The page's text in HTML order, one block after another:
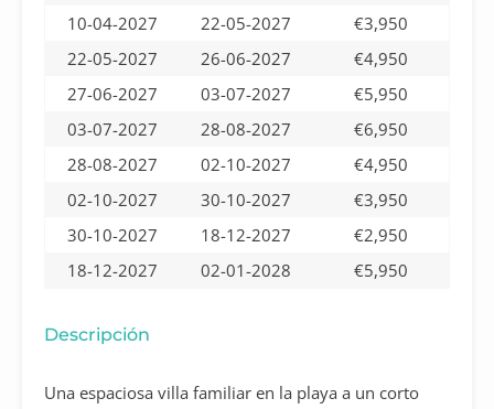
10-04-2027
22-05-2027
€3,950
22-05-2027
26-06-2027
€4,950
27-06-2027
03-07-2027
€5,950
03-07-2027
28-08-2027
€6,950
28-08-2027
02-10-2027
€4,950
02-10-2027
30-10-2027
€3,950
30-10-2027
18-12-2027
€2,950
18-12-2027
02-01-2028 €5,950
Descripción
Una espaciosa villa familiar en la playa a un corto